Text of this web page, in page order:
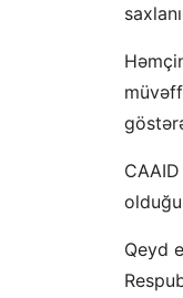
Qeyd